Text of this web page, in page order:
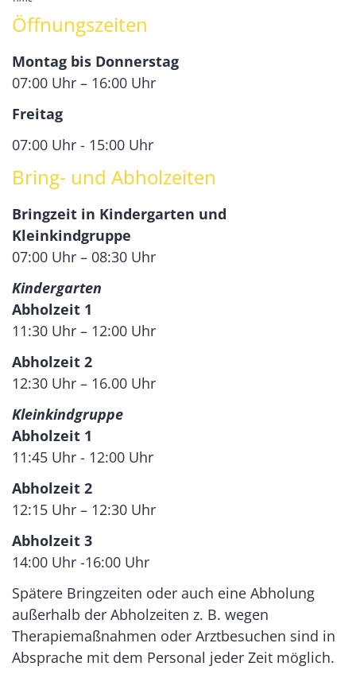
Öffnungszeiten
Montag bis Donnerstag
07:00 Uhr – 16:00 Uhr
Freitag
07:00 Uhr - 15:00 Uhr
Bring- und Abholzeiten
Bringzeit in Kindergarten und
Kleinkindgruppe
07:00 Uhr – 08:30 Uhr
Kindergarten
Abholzeit 1
11:30 Uhr – 12:00 Uhr
Abholzeit 2
12:30 Uhr – 16.00 Uhr
Kleinkindgruppe
Abholzeit 1
11:45 Uhr - 12:00 Uhr
Abholzeit 2
12:15 Uhr – 12:30 Uhr
Abholzeit 3
14:00 Uhr -16:00 Uhr
Spätere Bringzeiten oder auch eine Abholung
außerhalb der Abholzeiten z. B. wegen
Therapiemaßnahmen oder Arztbesuchen sind in
Absprache mit dem Personal jeder Zeit möglich.